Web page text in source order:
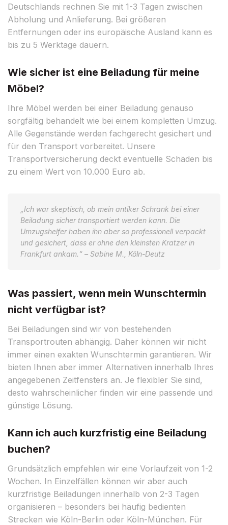
Deutschlands rechnen Sie mit 1-3 Tagen zwischen
Abholung und Anlieferung. Bei größeren
Entfernungen oder ins europäische Ausland kann es
bis zu 5 Werktage dauern.
Wie sicher ist eine Beiladung für meine
Möbel?
Ihre Möbel werden bei einer Beiladung genauso
sorgfältig behandelt wie bei einem kompletten Umzug.
Alle Gegenstände werden fachgerecht gesichert und
für den Transport vorbereitet. Unsere
Transportversicherung deckt eventuelle Schäden bis
zu einem Wert von 10.000 Euro ab.
„Ich war skeptisch, ob mein antiker Schrank bei einer
Beiladung sicher transportiert werden kann. Die
Umzugshelfer haben ihn aber so professionell verpackt
und gesichert, dass er ohne den kleinsten Kratzer in
Frankfurt ankam.“ – Sabine M., Köln-Deutz
Was passiert, wenn mein Wunschtermin
nicht verfügbar ist?
Bei Beiladungen sind wir von bestehenden
Transportrouten abhängig. Daher können wir nicht
immer einen exakten Wunschtermin garantieren. Wir
bieten Ihnen aber immer Alternativen innerhalb Ihres
angegebenen Zeitfensters an. Je flexibler Sie sind,
desto wahrscheinlicher finden wir eine passende und
günstige Lösung.
Kann ich auch kurzfristig eine Beiladung
buchen?
Grundsätzlich empfehlen wir eine Vorlaufzeit von 1-2
Wochen. In Einzelfällen können wir aber auch
kurzfristige Beiladungen innerhalb von 2-3 Tagen
organisieren – besonders bei häufig bedienten
Strecken wie Köln-Berlin oder Köln-München. Für